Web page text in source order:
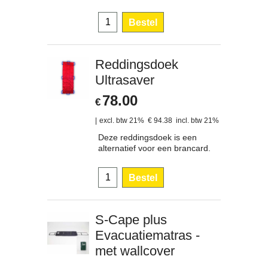
Bestel
Reddingsdoek
Ultrasaver
€ 78.00
excl. btw 21% € 94.38 incl. btw 21%
Deze reddingsdoek is een
alternatief voor een brancard.
Bestel
S-Cape plus
Evacuatiematras -
met wallcover